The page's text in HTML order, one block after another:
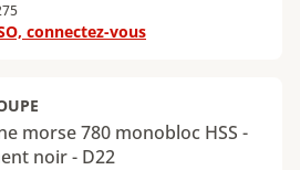
connectez-vous
morse 780 monobloc HSS -
noir - D22